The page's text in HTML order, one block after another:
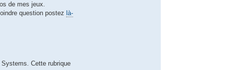
de mes jeux.
question postez là-
Cette rubrique